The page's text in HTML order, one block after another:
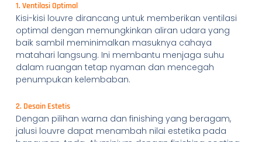
1. Ventilasi Optimal
Kisi-kisi louvre dirancang untuk memberikan ventilasi
optimal dengan memungkinkan aliran udara yang
baik sambil meminimalkan masuknya cahaya
matahari langsung. Ini membantu menjaga suhu
dalam ruangan tetap nyaman dan mencegah
penumpukan kelembaban.
2. Desain Estetis
Dengan pilihan warna dan finishing yang beragam,
jalusi louvre dapat menambah nilai estetika pada